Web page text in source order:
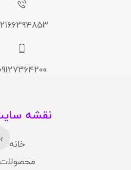
نقشه
خانه
محصولات